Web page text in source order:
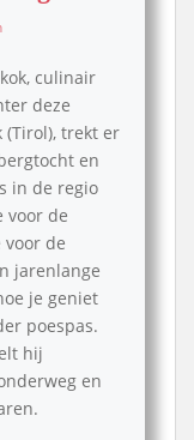
culinair
deze
(Tirol), trekt er
en
in de regio
voor de
de
jarenlange
je geniet
poespas.
hij
en